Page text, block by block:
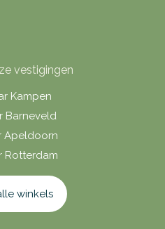
vestigingen
Kampen
Barneveld
Apeldoorn
Rotterdam
winkels